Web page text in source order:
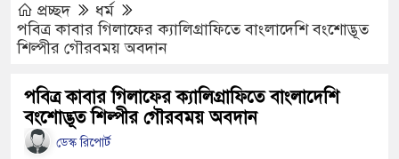
যোগ দিয়েই জমি উপহার পেলেন সালাহ
না হওয়ায় ভাই-বোনসহ তরুণীর চুল কেটে গাছে বেঁধে
যোগ দিয়েই জমি উপহার পেলেন মোহাম্মদ সালাহ
প্রচ্ছদ
ধর্ম
পবিত্র কাবার গিলাফের ক্যালিগ্রাফিতে বাংলাদেশি বংশোদ্ভূত
শিল্পীর গৌরবময় অবদান
পবিত্র কাবার গিলাফের ক্যালিগ্রাফিতে বাংলাদেশি
বংশোদ্ভূত শিল্পীর গৌরবময় অবদান
ডেস্ক রিপোর্ট